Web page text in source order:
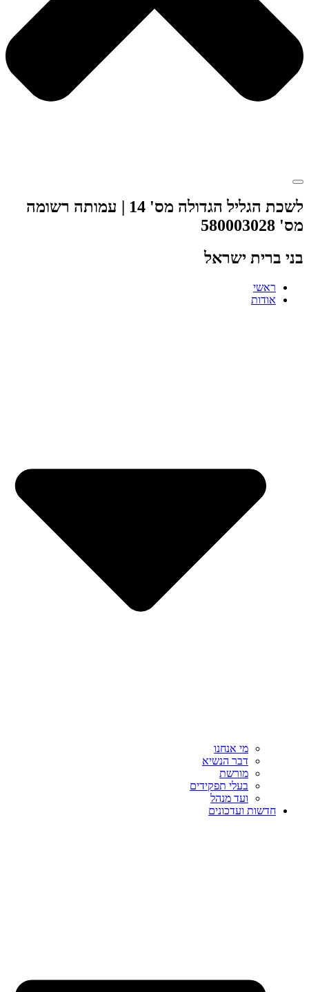
לשכת הגליל הגדולה מס' 14 | עמותה רשומה
מס' 580003028
בני ברית ישראל
ראשי
אודות
מי אנחנו
דבר הנשיא
מורשת
בעלי תפקידים
ועד מנהל
חדשות ועדכונים